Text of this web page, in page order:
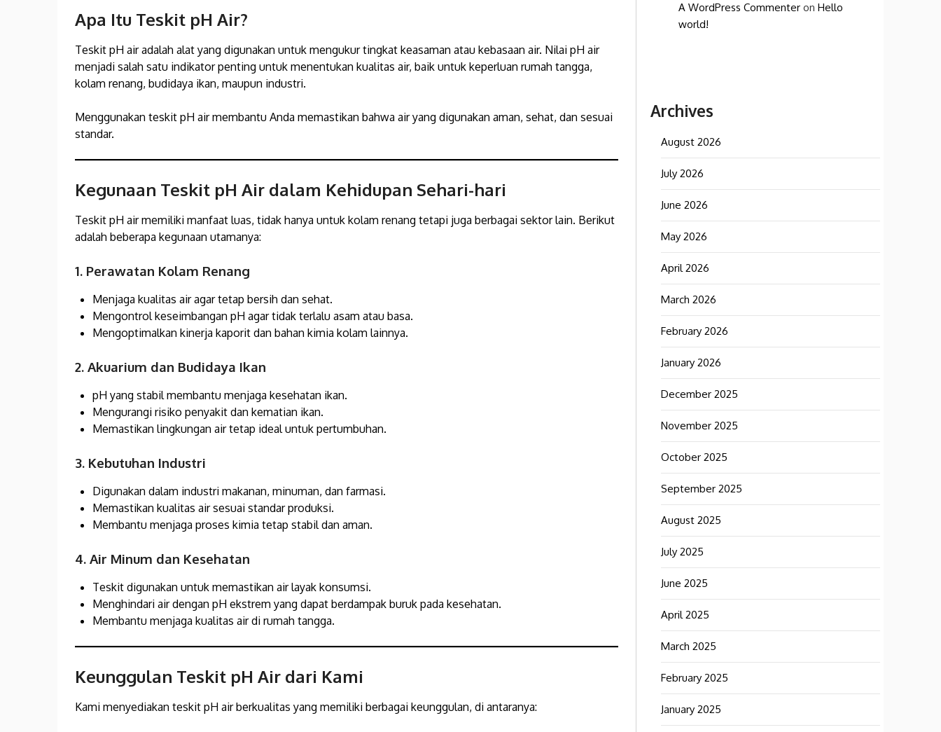
Apa Itu Teskit pH Air?
Teskit pH air adalah alat yang digunakan untuk mengukur tingkat keasaman atau kebasaan air. Nilai pH air
menjadi salah satu indikator penting untuk menentukan kualitas air, baik untuk keperluan rumah tangga,
kolam renang, budidaya ikan, maupun industri.
Menggunakan teskit pH air membantu Anda memastikan bahwa air yang digunakan aman, sehat, dan sesuai
standar.
Kegunaan Teskit pH Air dalam Kehidupan Sehari-hari
Teskit pH air memiliki manfaat luas, tidak hanya untuk kolam renang tetapi juga berbagai sektor lain. Berikut
adalah beberapa kegunaan utamanya:
1. Perawatan Kolam Renang
Menjaga kualitas air agar tetap bersih dan sehat.
Mengontrol keseimbangan pH agar tidak terlalu asam atau basa.
Mengoptimalkan kinerja kaporit dan bahan kimia kolam lainnya.
2. Akuarium dan Budidaya Ikan
pH yang stabil membantu menjaga kesehatan ikan.
Mengurangi risiko penyakit dan kematian ikan.
Memastikan lingkungan air tetap ideal untuk pertumbuhan.
3. Kebutuhan Industri
Digunakan dalam industri makanan, minuman, dan farmasi.
Memastikan kualitas air sesuai standar produksi.
Membantu menjaga proses kimia tetap stabil dan aman.
4. Air Minum dan Kesehatan
Teskit digunakan untuk memastikan air layak konsumsi.
Menghindari air dengan pH ekstrem yang dapat berdampak buruk pada kesehatan.
Membantu menjaga kualitas air di rumah tangga.
Keunggulan Teskit pH Air dari Kami
Kami menyediakan teskit pH air berkualitas yang memiliki berbagai keunggulan, di antaranya:
A WordPress Commenter on Hello
world!
Archives
August 2026
July 2026
June 2026
May 2026
April 2026
March 2026
February 2026
January 2026
December 2025
November 2025
October 2025
September 2025
August 2025
July 2025
June 2025
April 2025
March 2025
February 2025
January 2025